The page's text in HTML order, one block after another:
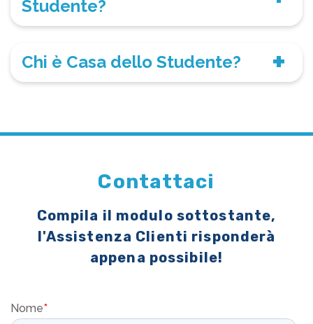
Studente?
Chi è Casa dello Studente?
Contattaci
Compila il modulo sottostante,
l'Assistenza Clienti risponderà
appena possibile!